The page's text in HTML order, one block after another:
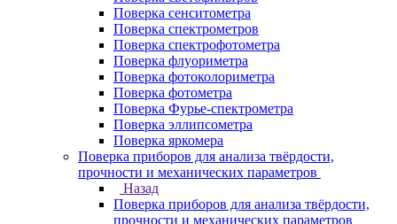
Поверка сенситометра
Поверка спектрометров
Поверка спектрофотометра
Поверка флуориметра
Поверка фотоколориметра
Поверка фотометра
Поверка Фурье-спектрометра
Поверка эллипсометра
Поверка яркомера
Поверка приборов для анализа твёрдости,
прочности и механических параметров
Назад
Поверка приборов для анализа твёрдости,
прочности и механических параметров